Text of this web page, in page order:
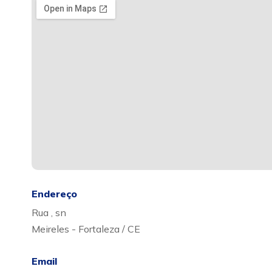
Endereço
Rua , sn
Meireles - Fortaleza / CE
Email